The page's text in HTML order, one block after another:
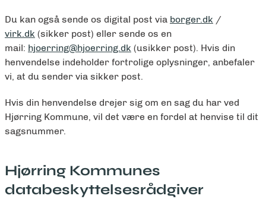
Du kan også sende os digital post via borger.dk /
virk.dk (sikker post) eller sende os en
mail: hjoerring@hjoerring.dk (usikker post). Hvis din
henvendelse indeholder fortrolige oplysninger, anbefaler
vi, at du sender via sikker post.
Hvis din henvendelse drejer sig om en sag du har ved
Hjørring Kommune, vil det være en fordel at henvise til dit
sagsnummer.
Hjørring Kommunes
databeskyttelsesrådgiver